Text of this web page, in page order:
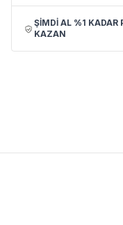
ŞİMDİ AL %1 KADAR
KAZAN